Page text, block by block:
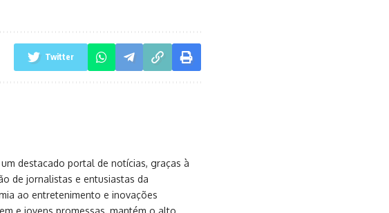
Twitter
destacado portal de notícias, graças à
de jornalistas e entusiastas da
ao entretenimento e inovações
e jovens promessas, mantém o alto